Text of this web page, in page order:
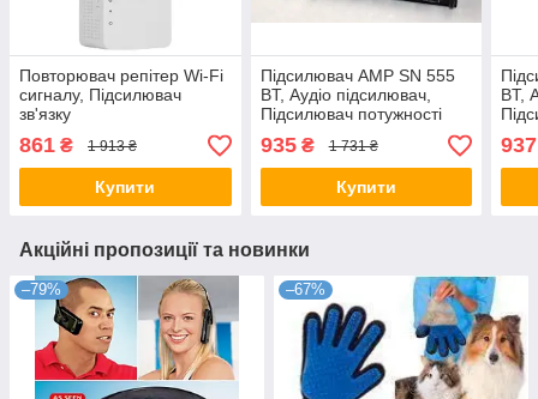
Повторювач репітер Wi-Fi
сигналу, Підсилювач
зв'язку
861 ₴ 1 913 ₴
Купити
Підсилювач AMP SN 555
BT, Аудіо підсилювач,
Підсилювач потужності
звуку
935₴ 1 731 ₴
Купити
BT,
937
Акційні пропозиції та новинки
–79% –67%